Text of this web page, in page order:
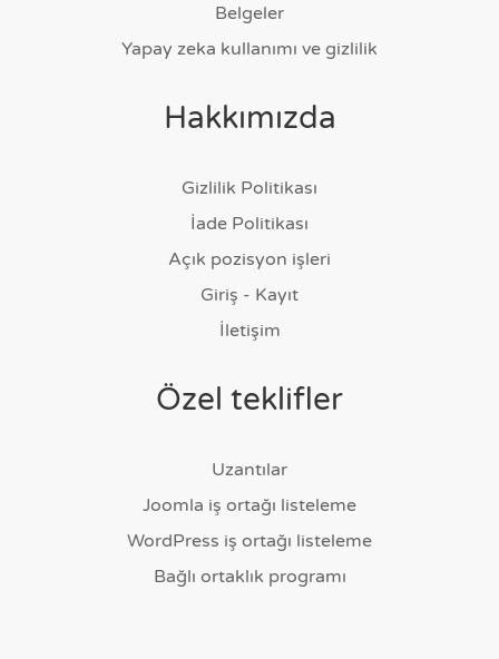
Belgeler
Yapay zeka kullanımı ve gizlilik
Hakkımızda
Gizlilik Politikası
İade Politikası
Açık pozisyon işleri
Giriş - Kayıt
İletişim
Özel teklifler
Uzantılar
Joomla iş ortağı listeleme
WordPress iş ortağı listeleme
Bağlı ortaklık programı